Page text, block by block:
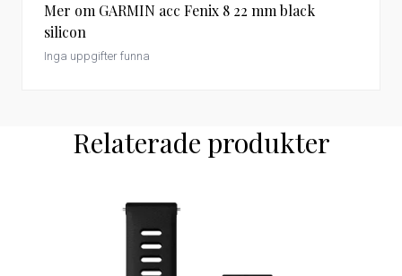
Mer om GARMIN acc Fenix 8 22 mm black
silicon
Inga uppgifter funna
Relaterade produkter